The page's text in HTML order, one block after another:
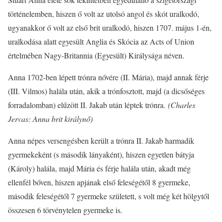
történelemben, hiszen ő volt az utolsó angol és skót uralkodó,
ugyanakkor ő volt az első brit uralkodó, hiszen 1707. május 1-én,
uralkodása alatt egyesült Anglia és Skócia az Acts of Union
értelmében Nagy-Britannia (Egyesült) Királysága néven.
Anna 1702-ben lépett trónra nővére (II. Mária), majd annak férje
(III. Vilmos) halála után, akik a trónfosztott, majd (a dicsőséges
forradalomban) elűzött II. Jakab után léptek trónra. (Charles
Jervas: Anna brit királynő)
Anna népes versengésben került a trónra II. Jakab harmadik
gyermekeként (s második lányaként), hiszen egyetlen bátyja
(Károly) halála, majd Mária és férje halála után, akadt még
ellenfél bőven, hiszen apjának első feleségétől 8 gyermeke,
második feleségétől 7 gyermeke született, s volt még két hölgytől
összesen 6 törvénytelen gyermeke is.